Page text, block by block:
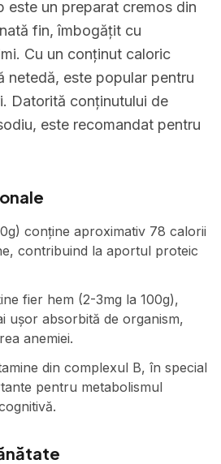
este un preparat cremos din
fin, îmbogățit cu
Cu un conținut caloric
netedă, este popular pentru
Datorită conținutului de
este recomandat pentru
conține aproximativ 78 calorii
contribuind la aportul proteic
fier hem (2-3mg la 100g),
ușor absorbită de organism,
anemiei.
din complexul B, în special
pentru metabolismul